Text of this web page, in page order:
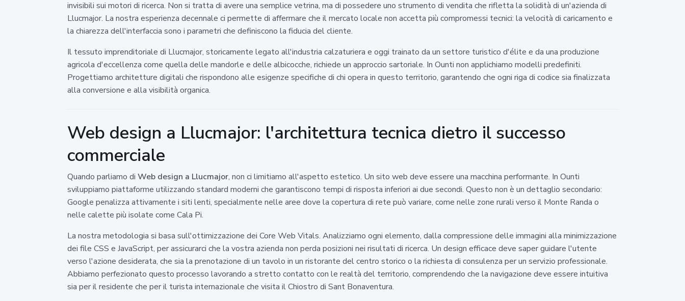
invisibili sui motori di ricerca. Non si tratta di avere una semplice vetrina, ma di possedere uno strumento di vendita che rifletta la solidità di un'azienda di
Llucmajor. La nostra esperienza decennale ci permette di affermare che il mercato locale non accetta più compromessi tecnici: la velocità di caricamento e
la chiarezza dell'interfaccia sono i parametri che definiscono la fiducia del cliente.
Il tessuto imprenditoriale di Llucmajor, storicamente legato all'industria calzaturiera e oggi trainato da un settore turistico d'élite e da una produzione
agricola d'eccellenza come quella delle mandorle e delle albicocche, richiede un approccio sartoriale. In Ounti non applichiamo modelli predefiniti.
Progettiamo architetture digitali che rispondono alle esigenze specifiche di chi opera in questo territorio, garantendo che ogni riga di codice sia finalizzata
alla conversione e alla visibilità organica.
Web design a Llucmajor: l'architettura tecnica dietro il successo
commerciale
Quando parliamo di Web design a Llucmajor, non ci limitiamo all'aspetto estetico. Un sito web deve essere una macchina performante. In Ounti
sviluppiamo piattaforme utilizzando standard moderni che garantiscono tempi di risposta inferiori ai due secondi. Questo non è un dettaglio secondario:
Google penalizza attivamente i siti lenti, specialmente nelle aree dove la copertura di rete può variare, come nelle zone rurali verso il Monte Randa o
nelle calette più isolate come Cala Pi.
La nostra metodologia si basa sull'ottimizzazione dei Core Web Vitals. Analizziamo ogni elemento, dalla compressione delle immagini alla minimizzazione
dei file CSS e JavaScript, per assicurarci che la vostra azienda non perda posizioni nei risultati di ricerca. Un design efficace deve saper guidare l'utente
verso l'azione desiderata, che sia la prenotazione di un tavolo in un ristorante del centro storico o la richiesta di consulenza per un servizio professionale.
Abbiamo perfezionato questo processo lavorando a stretto contatto con le realtà del territorio, comprendendo che la navigazione deve essere intuitiva
sia per il residente che per il turista internazionale che visita il Chiostro di Sant Bonaventura.